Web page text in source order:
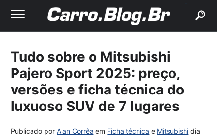
Tudo sobre o Mitsubishi
Pajero Sport 2025: preço,
versões e ficha técnica do
luxuoso SUV de 7 lugares
Publicado porAlan Corrêa em Ficha técnica e Mitsubishi dia